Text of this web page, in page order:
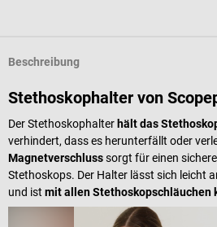
Beschreibung
Stethoskophalter von
Der Stethoskophalter hält das
verhindert, dass es herunterfällt oder
Magnetverschlusssorgt für einen
Stethoskops. Der Halter lässt sich leicht
und ist mit allen Stethoskopschläuchen